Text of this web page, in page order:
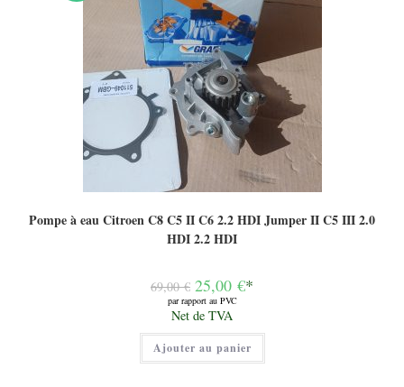
Pompe à eau Citroen C8 C5 II C6 2.2 HDI Jumper II C5 III 2.0
HDI 2.2 HDI
69,00€ Le
prix
initial
était :
69,00 €.
25,00 €*
par rapport au PVC
Le
prix
actuel
est :
25,00 €.
Net de TVA
Ajouter au panier